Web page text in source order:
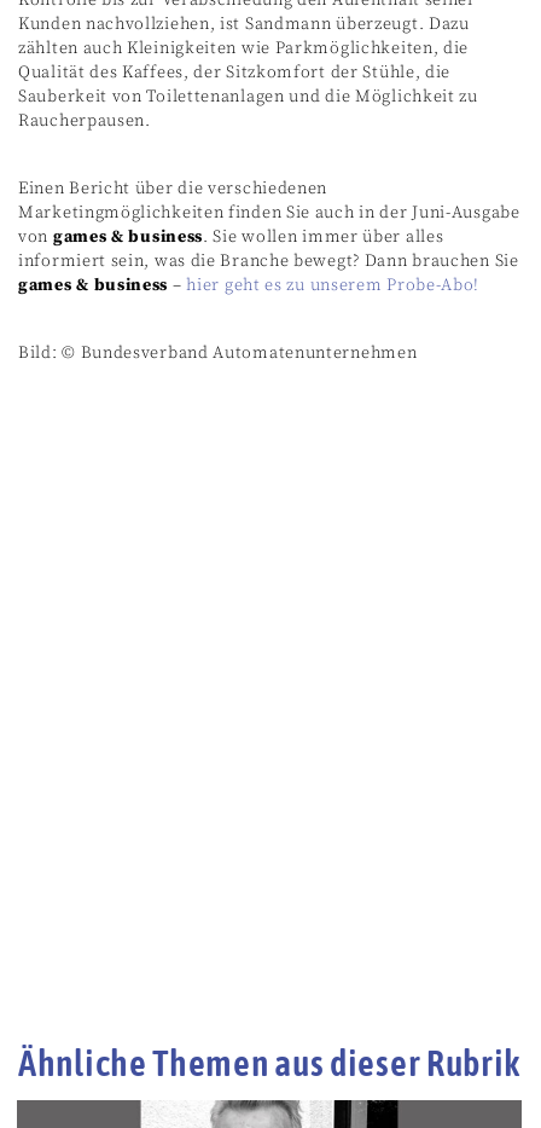
Kunden nachvollziehen, ist Sandmann überzeugt. Dazu
zählten auch Kleinigkeiten wie Parkmöglichkeiten, die
Qualität des Kaffees, der Sitzkomfort der Stühle, die
Sauberkeit von Toilettenanlagen und die Möglichkeit zu
Raucherpausen.
Einen Bericht über die verschiedenen
Marketingmöglichkeiten finden Sie auch in der Juni-Ausgabe
von games & business. Sie wollen immer über alles
informiert sein, was die Branche bewegt? Dann brauchen Sie
games & business –hier geht es zu unserem Probe-Abo!
Bild: © Bundesverband Automatenunternehmen
Ähnliche Themen aus dieser Rubrik